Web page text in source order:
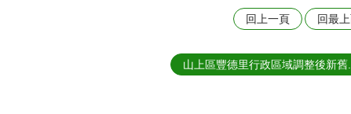
回上一頁 回最
山上區豐德里行政區域調整後新舊...